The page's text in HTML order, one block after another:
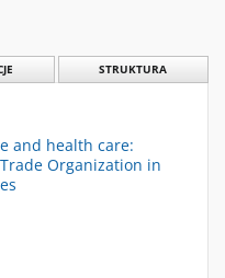
STRUKTURA
and health care:
Organization in